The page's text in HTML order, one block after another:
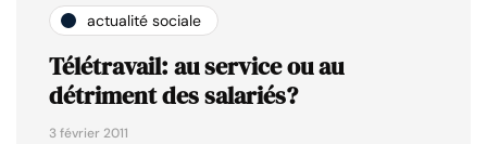
actualité sociale
Télétravail: au service ou au
détriment des salariés?
3 février 2011